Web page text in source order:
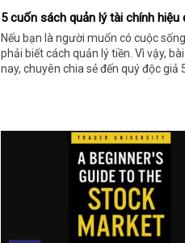
5 cuốn sách quản lý tài chính hiệu
Nếu bạn là người muốn có cuộc
phải biết cách quản lý tiền. Vì vậy,
nay, chuyên chia sẻ đến quý độc giả